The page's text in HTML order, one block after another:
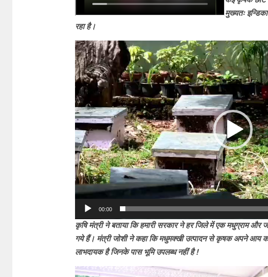
मुख्यतः
रहा है।
Video
Player
00:00
कृषि मंत्री ने बताया कि हमारी सरकार ने हर जिले में एक मधुग्राम और
गये हैं। मंत्री जोशी ने कहा कि मधुमक्खी उत्पादन से कृषक अपने
लाभदायक है जिनके पास भूमि उपलब्ध नहीं है !
Video